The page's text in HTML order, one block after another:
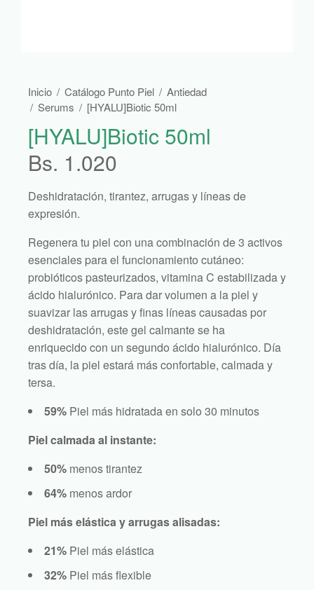
Inicio / Catálogo Punto Piel / Antiedad
/ Serums / [HYALU]Biotic 50ml
[HYALU]Biotic 50ml
Bs. 1.020
Deshidratación, tirantez, arrugas y líneas de
expresión.
Regenera tu piel con una combinación de 3 activos
esenciales para el funcionamiento cutáneo:
probióticos pasteurizados, vitamina C estabilizada y
ácido hialurónico. Para dar volumen a la piel y
suavizar las arrugas y finas líneas causadas por
deshidratación, este gel calmante se ha
enriquecido con un segundo ácido hialurónico. Día
tras día, la piel estará más confortable, calmada y
tersa.
59% Piel más hidratada en solo 30 minutos
Piel calmada al instante:
50% menos tirantez
64% menos ardor
Piel más elástica y arrugas alisadas:
21% Piel más elástica
32% Piel más flexible